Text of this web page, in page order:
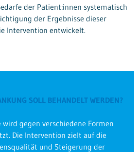
der Patient:innen systematisch
der Ergebnisse dieser
Intervention entwickelt.
SOLL BEHANDELT WERDEN?
wird gegen verschiedene Formen
Die Intervention zielt auf die
und Steigerung der